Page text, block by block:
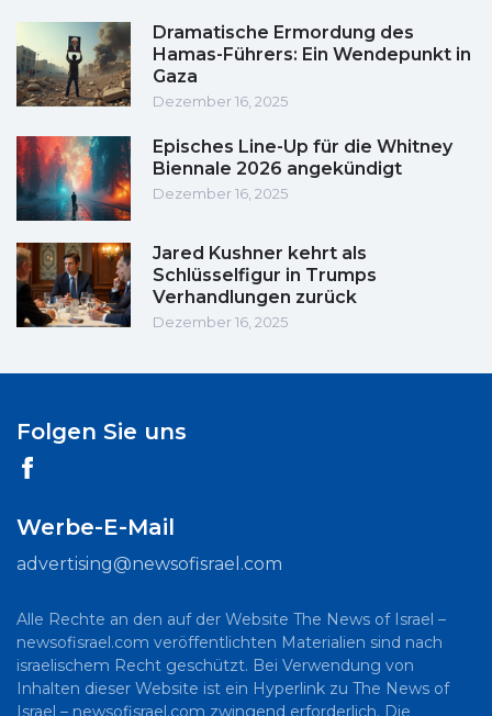
Dramatische Ermordung des
Hamas-Führers: Ein Wendepunkt in
Gaza
Dezember 16, 2025
Episches Line-Up für die Whitney
Biennale 2026 angekündigt
Dezember 16, 2025
Jared Kushner kehrt als
Schlüsselfigur in Trumps
Verhandlungen zurück
Dezember 16, 2025
Folgen Sie uns
Werbe-E-Mail
advertising@newsofisrael.com
Alle Rechte an den auf der Website The News of Israel –
newsofisrael.com veröffentlichten Materialien sind nach
israelischem Recht geschützt. Bei Verwendung von
Inhalten dieser Website ist ein Hyperlink zu The News of
Israel – newsofisrael.com zwingend erforderlich. Die